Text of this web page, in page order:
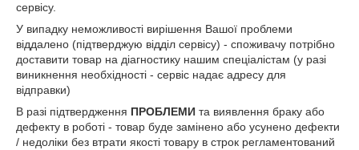
сервісу.
У випадку неможливості вирішення Вашої проблеми
віддалено (підтверджую відділ сервісу) - споживачу потрібно
доставити товар на діагностику нашим спеціалістам (у разі
виникнення необхідності - сервіс надає адресу для
відправки)
В разі підтвердження ПРОБЛЕМИ та виявлення браку або
дефекту в роботі - товар буде замінено або усунено дефекти
/ недоліки без втрати якості товару в строк регламентований